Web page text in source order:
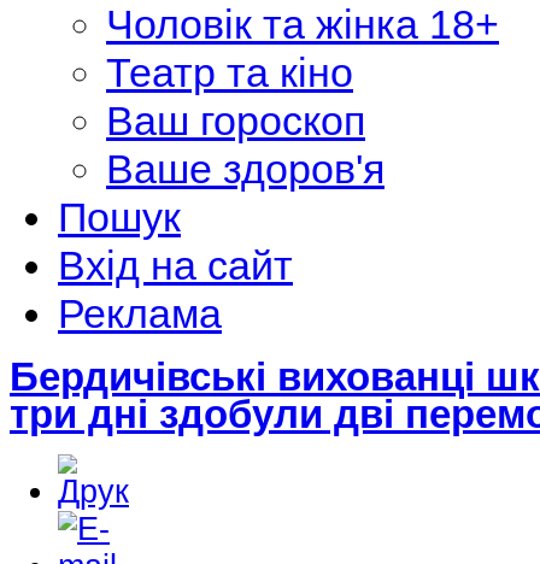
Чоловік та жінка 18+
Театр та кіно
Ваш гороскоп
Ваше здоров'я
Пошук
Вхід на сайт
Реклама
Бердичівські вихованці
три дні здобули дві